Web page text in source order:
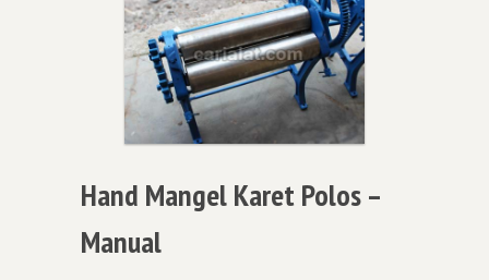
Hand Mangel Karet Polos –
Manual